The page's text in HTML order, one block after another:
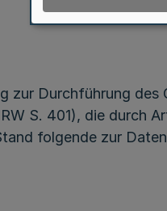
zur Durchführung
S. 401), die durch
folgende zur